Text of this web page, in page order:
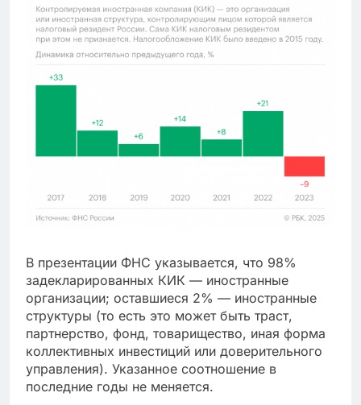
В презентации ФНС указывается, что 98%
задекларированных КИК — иностранные
организации; оставшиеся 2% — иностранные
структуры (то есть это может быть траст,
партнерство, фонд, товарищество, иная форма
коллективных инвестиций или доверительного
управления). Указанное соотношение в
последние годы не меняется.